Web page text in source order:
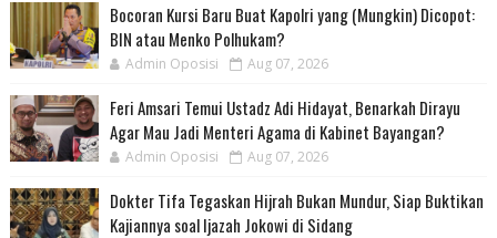
Bocoran Kursi Baru Buat Kapolri yang (Mungkin) Dicopot:
BIN atau Menko Polhukam?
Admin Oposisi Aug 07, 2026
Feri Amsari Temui Ustadz Adi Hidayat, Benarkah Dirayu
Agar Mau Jadi Menteri Agama di Kabinet Bayangan?
Admin Oposisi Aug 07, 2026
Dokter Tifa Tegaskan Hijrah Bukan Mundur, Siap Buktikan
Kajiannya soal Ijazah Jokowi di Sidang